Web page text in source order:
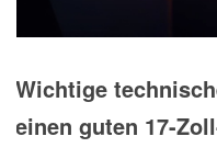
Wichtige
einen guten 17-